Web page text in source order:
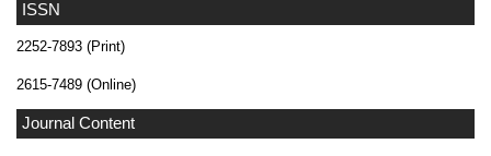
ISSN
2252-7893 (Print)
2615-7489 (Online)
Journal Content